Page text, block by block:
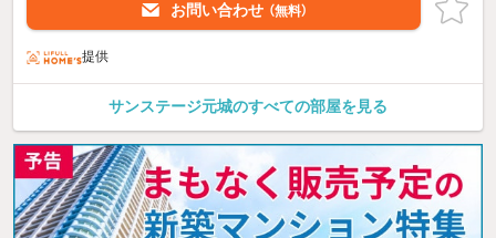
お問い合わせ （無料）
提供
サンステージ元城のすべての部屋を見る